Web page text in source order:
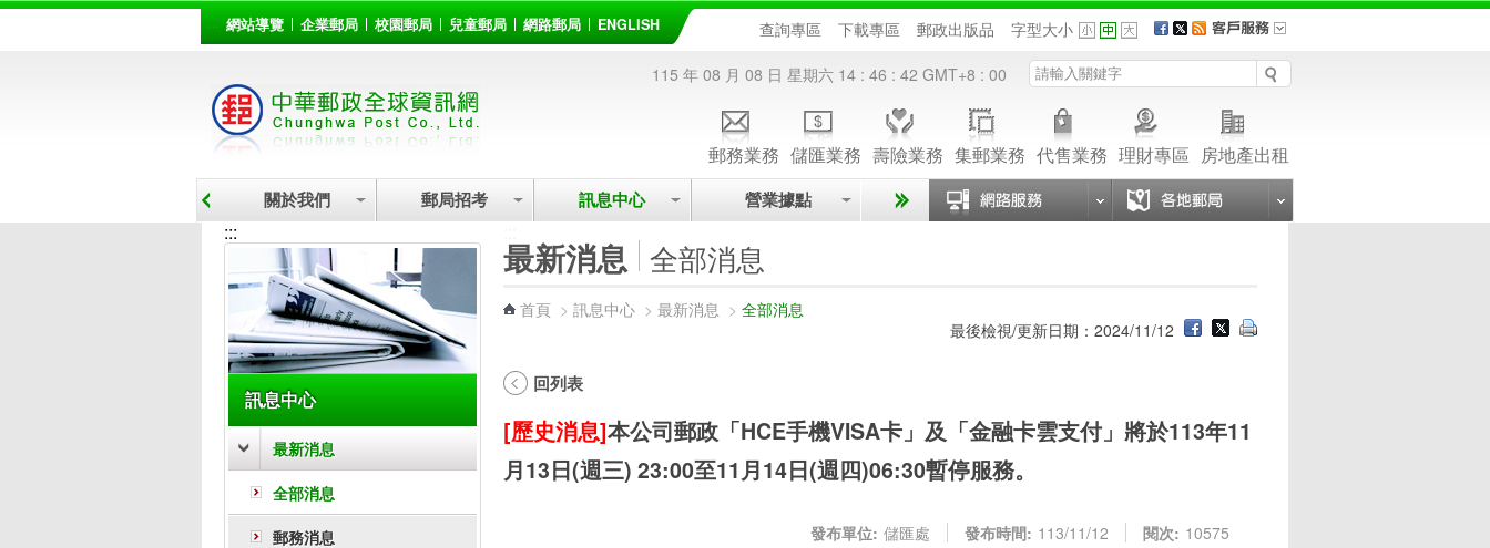
::: 網站導覽 企業郵局 校園郵局 兒童郵局 網路郵局 ENGLISH 查詢專區 下載專區 郵政出版品 字型大小
115 年 08 月 08 日 星期六 14 : 46 : 42 GMT+8 : 00
郵務業務 儲匯業務 壽險業務 集郵業務 代售業務 理財專區 房地產出租
關於我們 郵局招考 訊息中心 營業據點
:::
訊息中心
最新消息
全部消息
郵務消息
最新消息 全部消息
首頁 > 訊息中心 > 最新消息 > 全部消息
最後檢視/更新日期：2024/11/12
回列表
[歷史消息]本公司郵政「HCE手機VISA卡」及「金融卡雲支付」將於113年11
月13日(週三) 23:00至11月14日(週四)06:30暫停服務。
發布單位: 儲匯處 發布時間: 113/11/12 閱次: 10575